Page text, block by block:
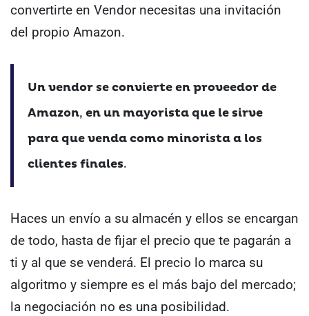
convertirte en Vendor necesitas una invitación
del propio Amazon.
Un vendor se convierte en proveedor de
Amazon, en un mayorista que le sirve
para que venda como minorista a los
clientes finales.
Haces un envío a su almacén y ellos se encargan
de todo, hasta de fijar el precio que te pagarán a
ti y al que se venderá. El precio lo marca su
algoritmo y siempre es el más bajo del mercado;
la negociación no es una posibilidad.